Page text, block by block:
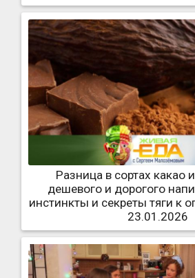
Разница в сортах какао
дешевого и дорогого
инстинкты и секреты тяги к
23.01.2026